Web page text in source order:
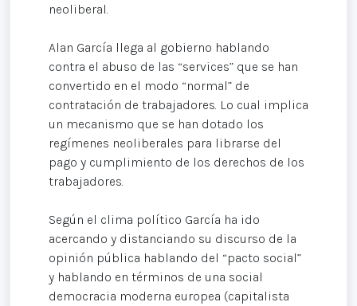
neoliberal.
Alan García llega al gobierno hablando
contra el abuso de las “services” que se han
convertido en el modo “normal” de
contratación de trabajadores. Lo cual implica
un mecanismo que se han dotado los
regímenes neoliberales para librarse del
pago y cumplimiento de los derechos de los
trabajadores.
Según el clima político García ha ido
acercando y distanciando su discurso de la
opinión pública hablando del “pacto social”
y hablando en términos de una social
democracia moderna europea (capitalista